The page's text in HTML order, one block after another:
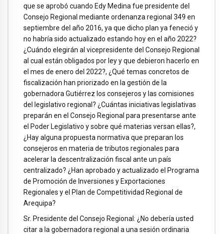
que se aprobó cuando Edy Medina fue presidente del
Consejo Regional mediante ordenanza regional 349 en
septiembre del año 2016, ya que dicho plan ya feneció y
no habría sido actualizado estando hoy en el año 2022?
¿Cuándo elegirán al vicepresidente del Consejo Regional
al cual están obligados por ley y que debieron hacerlo en
el mes de enero del 2022?, ¿Qué temas concretos de
fiscalización han priorizado en la gestión de la
gobernadora Gutiérrez los consejeros y las comisiones
del legislativo regional? ¿Cuántas iniciativas legislativas
preparán en el Consejo Regional para presentarse ante
el Poder Legislativo y sobre qué materias versan ellas?,
¿Hay alguna propuesta normativa que preparan los
consejeros en materia de tributos regionales para
acelerar la descentralización fiscal ante un país
centralizado? ¿Han aprobado y actualizado el Programa
de Promoción de Inversiones y Exportaciones
Regionales y el Plan de Competitividad Regional de
Arequipa?
Sr. Presidente del Consejo Regional: ¿No debería usted
citar a la gobernadora regional a una sesión ordinaria